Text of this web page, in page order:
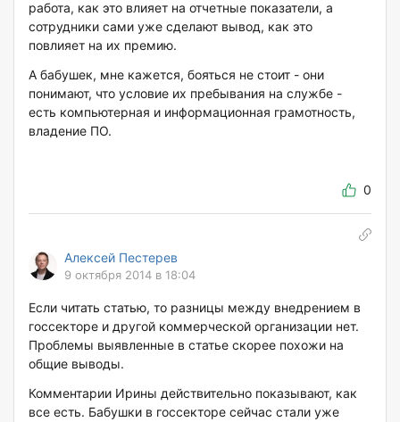
работа, как это влияет на отчетные показатели, а
сотрудники сами уже сделают вывод, как это
повлияет на их премию.
А бабушек, мне кажется, бояться не стоит - они
понимают, что условие их пребывания на службе -
есть компьютерная и информационная грамотность,
владение ПО.
0
Алексей Пестерев
9 октября 2014 в 18:04
Если читать статью, то разницы между внедрением в
госсекторе и другой коммерческой организации нет.
Проблемы выявленные в статье скорее похожи на
общие выводы.
Комментарии Ирины действительно показывают, как
все есть. Бабушки в госсекторе сейчас стали уже